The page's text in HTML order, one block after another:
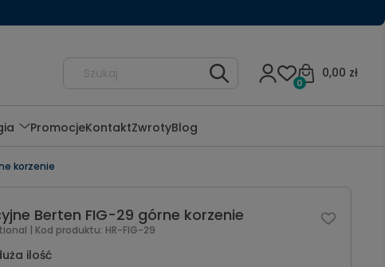
0,00 zł
0
PromocjeKontaktZwrotyBlog
korzenie
Berten FIG-29 górne korzenie
| Kod produktu: HR-FIG-29
ilość